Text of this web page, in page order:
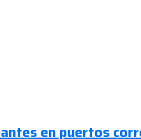
en puertos